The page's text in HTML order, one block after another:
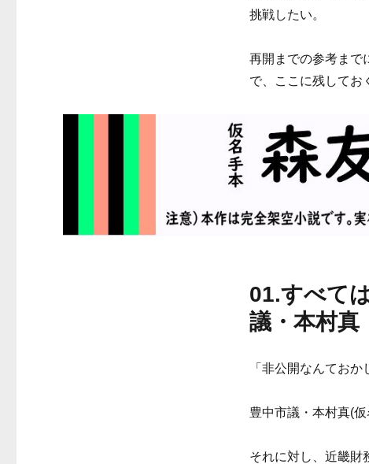
挑戦したい。
再開までの参考まで
で、ここに残してお
01.すべて
議・本村真
「非公開なんておか
豊中市議・本村真(
それに対し、近畿財